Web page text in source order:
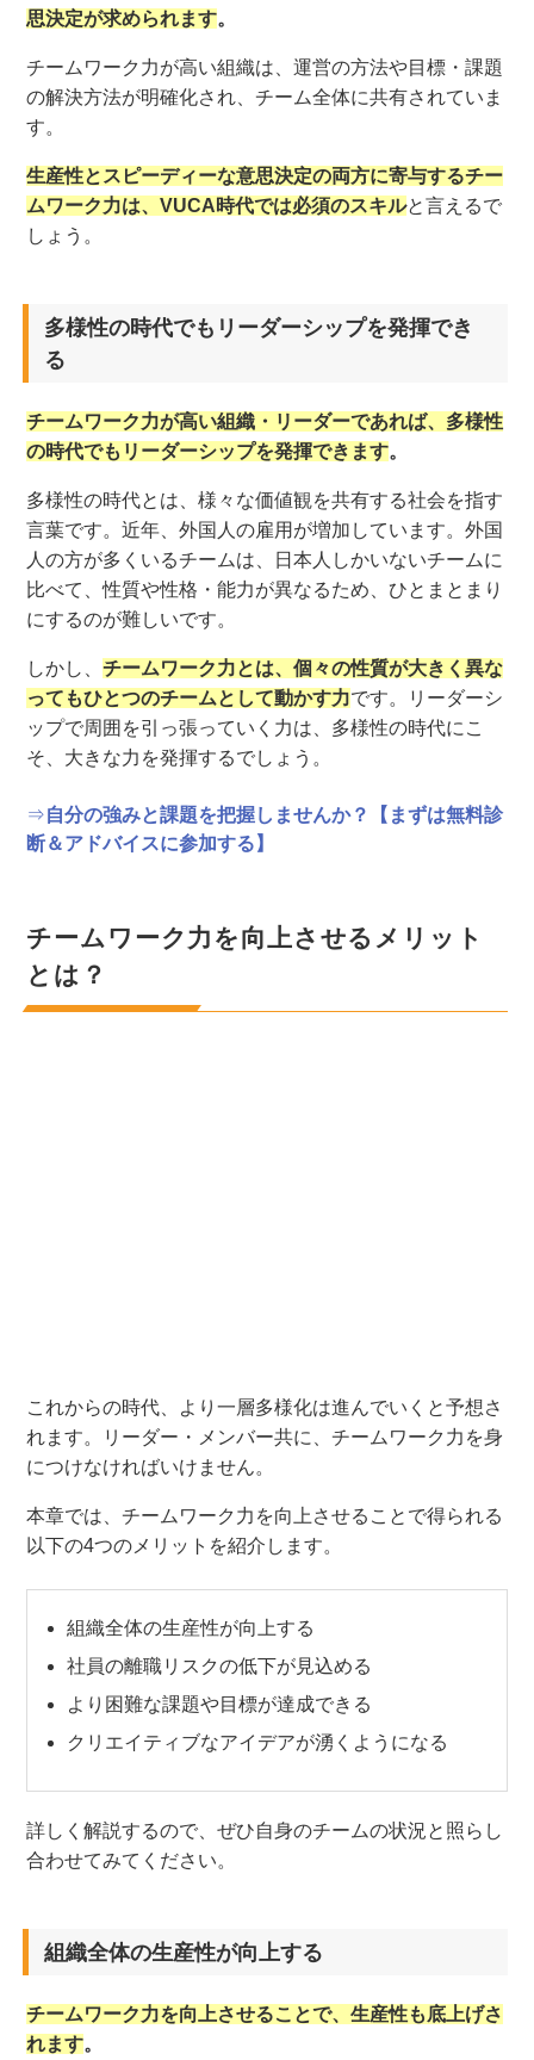
思決定が求められます。
チームワーク力が高い組織は、運営の方法や目標・課題
の解決方法が明確化され、チーム全体に共有されていま
す。
生産性とスピーディーな意思決定の両方に寄与するチー
ムワーク力は、VUCA時代では必須のスキルと言えるで
しょう。
多様性の時代でもリーダーシップを発揮でき
る
チームワーク力が高い組織・リーダーであれば、多様性
の時代でもリーダーシップを発揮できます。
多様性の時代とは、様々な価値観を共有する社会を指す
言葉です。近年、外国人の雇用が増加しています。外国
人の方が多くいるチームは、日本人しかいないチームに
比べて、性質や性格・能力が異なるため、ひとまとまり
にするのが難しいです。
しかし、チームワーク力とは、個々の性質が大きく異な
ってもひとつのチームとして動かす力です。リーダーシ
ップで周囲を引っ張っていく力は、多様性の時代にこ
そ、大きな力を発揮するでしょう。
⇒自分の強みと課題を把握しませんか？【まずは無料診
断＆アドバイスに参加する】
チームワーク力を向上させるメリット
とは？
これからの時代、より一層多様化は進んでいくと予想さ
れます。リーダー・メンバー共に、チームワーク力を身
につけなければいけません。
本章では、チームワーク力を向上させることで得られる
以下の4つのメリットを紹介します。
組織全体の生産性が向上する
社員の離職リスクの低下が見込める
より困難な課題や目標が達成できる
クリエイティブなアイデアが湧くようになる
詳しく解説するので、ぜひ自身のチームの状況と照らし
合わせてみてください。
組織全体の生産性が向上する
チームワーク力を向上させることで、生産性も底上げさ
れます。